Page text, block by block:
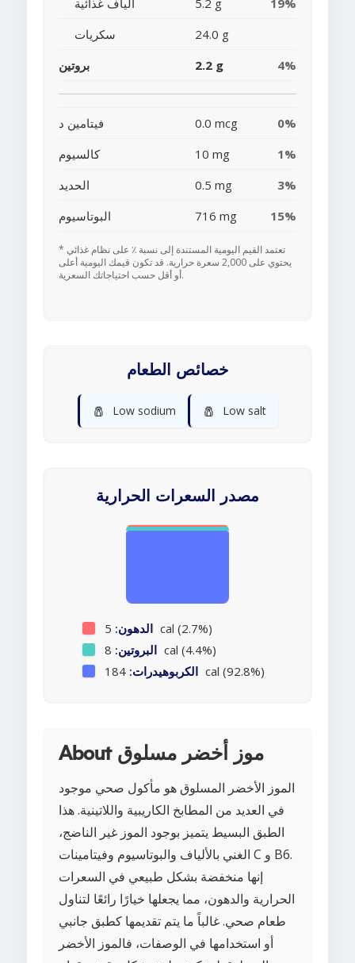
ألياف غذائية 5.2 g
19%
سكريات
24.0 g
بروتين
2.2 g 4%
فيتامين د 0.0 mcg
0%
كالسيوم
10 mg
1%
الحديد
0.5 mg
3%
البوتاسيوم
716 mg 15%
* تعتمد القيم اليومية المستندة إلى نسبة ٪ على نظام غذائي
يحتوي على 2,000 سعرة حرارية. قد تكون قيمك اليومية أعلى
أو أقل حسب احتياجاتك السعرية.
خصائص الطعام
🧂 Low sodium 🧂 Low salt
مصدر السعرات الحرارية
الدهون: 5 cal (2.7%)
البروتين: 8 cal (4.4%)
الكربوهيدرات: 184 cal (92.8%)
About موز أخضر مسلوق
الموز الأخضر المسلوق هو مأكول صحي موجود
في العديد من المطابخ الكاريبية واللاتينية. هذا
الطبق البسيط يتميز بوجود الموز غير الناضج،
الغني بالألياف والبوتاسيوم وفيتامينات C و B6.
إنها منخفضة بشكل طبيعي في السعرات
الحرارية والدهون، مما يجعلها خيارًا رائعًا لتناول
طعام صحي. غالباً ما يتم تقديمها كطبق جانبي
أو استخدامها في الوصفات، فالموز الأخضر